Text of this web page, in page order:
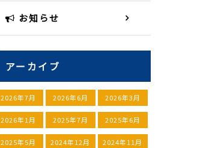
お知らせ
アーカイブ
2026年7月 2026年6月 2026年3月
2026年1月 2025年7月 2025年6月
2025年5月 2024年12月 2024年11月